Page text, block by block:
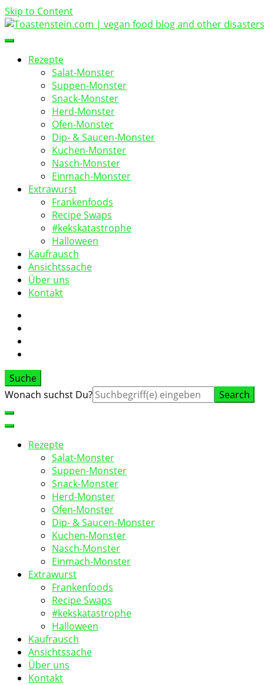
Skip to Content
Toastenstein.com
vegan food blog
Rezepte
Salat-Monster
Suppen-Monster
Snack-Monster
Herd-Monster
Ofen-Monster
Dip- & Saucen-Monster
Kuchen-Monster
Nasch-Monster
Einmach-Monster
Extrawurst
Frankenfoods
Recipe Swaps
#kekskatastrophe
Halloween
Kaufrausch
Ansichtssache
Über uns
Kontakt
Suche
Suche
Wonach suchst Du?
Rezepte
Salat-Monster
Suppen-Monster
Snack-Monster
Herd-Monster
Ofen-Monster
Dip- & Saucen-Monster
Kuchen-Monster
Nasch-Monster
Einmach-Monster
Extrawurst
Frankenfoods
Recipe Swaps
#kekskatastrophe
Halloween
Kaufrausch
Ansichtssache
Über uns
Kontakt